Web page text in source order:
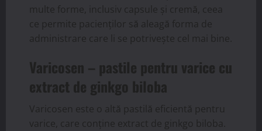
multe forme, inclusiv capsule și cremă, ceea
ce permite pacienților să aleagă forma de
administrare care li se potrivește cel mai bine.
Varicosen – pastile pentru varice cu
extract de ginkgo biloba
Varicosen este o altă pastilă eficientă pentru
varice, care conține extract de ginkgo biloba.